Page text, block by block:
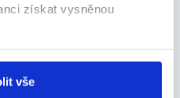
získat vysněnou
vše